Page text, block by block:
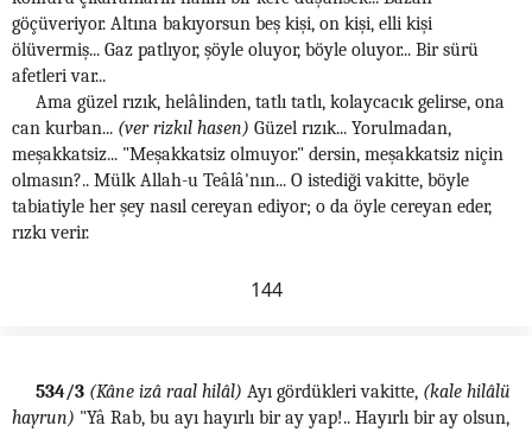
göçüveriyor. Altına bakıyorsun beş kişi, on kişi, elli kişi
ölüvermiş... Gaz patlıyor, şöyle oluyor, böyle oluyor... Bir sürü
afetleri var...
Ama güzel rızık, helâlinden, tatlı tatlı, kolaycacık gelirse, ona
can kurban... (ver rizkıl hasen) Güzel rızık... Yorulmadan,
meşakkatsiz... "Meşakkatsiz olmuyor." dersin, meşakkatsiz niçin
olmasın?.. Mülk Allah-u Teâlâ'nın... O istediği vakitte, böyle
tabiatiyle her şey nasıl cereyan ediyor; o da öyle cereyan eder,
rızkı verir.
144
534/3 (Kâne izâ raal hilâl) Ayı gördükleri vakitte, (kale hilâlü
hayrun) "Yâ Rab, bu ayı hayırlı bir ay yap!.. Hayırlı bir ay olsun,